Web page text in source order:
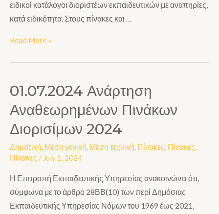
ειδικοί κατάλογοι διοριστέων εκπαιδευτικών με αναπηρίες,
κατά ειδικότητα. Στους πίνακες και …
Read More »
01.07.2024 Ανάρτηση
Αναθεωρημένων Πινάκων
Διορισίμων 2024
Δημοτική, Μέση γενική, Μέση τεχνική, Πίνακες, Πίνακες,
Πίνακες / July 1, 2024
Η Επιτροπή Εκπαιδευτικής Υπηρεσίας ανακοινώνει ότι,
σύμφωνα με το άρθρο 28ΒΒ(10) των περί Δημόσιας
Εκπαιδευτικής Υπηρεσίας Νόμων του 1969 έως 2021,